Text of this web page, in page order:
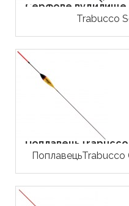
Серфове вудилище
Trabucco
ПоплавецьTrabucco